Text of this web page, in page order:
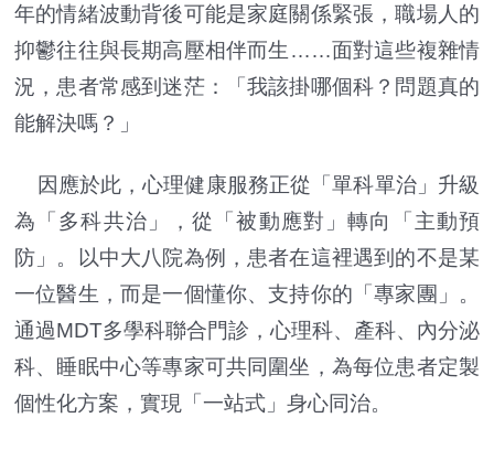
年的情緒波動背後可能是家庭關係緊張，職場人的
抑鬱往往與長期高壓相伴而生……面對這些複雜情
況，患者常感到迷茫：「我該掛哪個科？問題真的
能解決嗎？」
因應於此，心理健康服務正從「單科單治」升級
為「多科共治」，從「被動應對」轉向「主動預
防」。以中大八院為例，患者在這裡遇到的不是某
一位醫生，而是一個懂你、支持你的「專家團」。
通過MDT多學科聯合門診，心理科、產科、內分泌
科、睡眠中心等專家可共同圍坐，為每位患者定製
個性化方案，實現「一站式」身心同治。